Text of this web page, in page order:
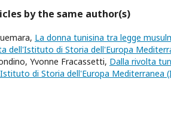
by the same author(s)
La donna tunisina tra legge
dell'Istituto di Storia dell'Europa
Yvonne Fracassetti, Dalla rivolta
di Storia dell'Europa Mediterranea